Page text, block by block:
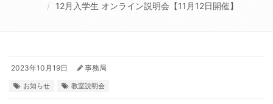
12月入学生 オンライン説明会【11月12日開催】
2023年10月19日 事務局
お知らせ 教室説明会